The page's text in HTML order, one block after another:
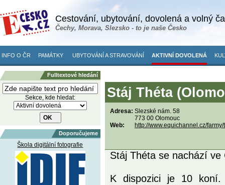
Cestování, ubytování, dovolená a volný
Čechy, Morava, Slezsko - to je naše Česko
INFO O ČR PAMÁTKY UBYTOVÁNÍ A STRAVOVÁNÍ AKTIVNÍ DOVOLENÁ
Fulltextové hledání
Sekce, kde hledat:
Doporučujeme
Škola digitální fotografie
Stáj Théta
Adresa: Slezské nám. 58
773 00 Olomouc
Web:
http://www.equichannel.cz/farmy/
Stáj Théta se nachází
K dispozici je 10 koní.